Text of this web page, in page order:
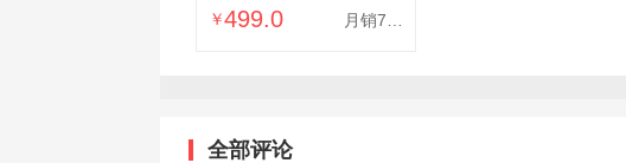
后置自拍显示屏随拍宝
￥499.0 月销7000
全部评论